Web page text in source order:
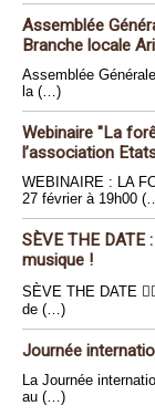
Assemblée
Branche locale
Assemblée
la (…)
Webinaire "La
l’association
WEBINAIRE : LA
27 février à 19h00
SÈVE THE DATE
musique !
SÈVE THE DATE
de (…)
Journée
La Journée
au (…)